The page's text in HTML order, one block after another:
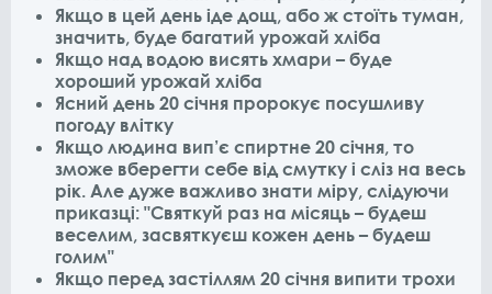
Якщо в цей день іде дощ, або ж стоїть туман,
значить, буде багатий урожай хліба
Якщо над водою висять хмари – буде
хороший урожай хліба
Ясний день 20 січня пророкує посушливу
погоду влітку
Якщо людина вип’є спиртне 20 січня, то
зможе вберегти себе від смутку і сліз на весь
рік. Але дуже важливо знати міру, слідуючи
приказці: "Святкуй раз на місяць – будеш
веселим, засвяткуєш кожен день – будеш
голим"
Якщо перед застіллям 20 січня випити трохи